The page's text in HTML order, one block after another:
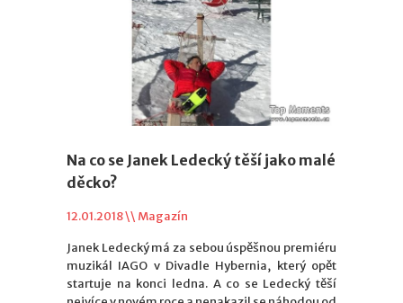
Na co se Janek Ledecký těší jako malé
děcko?
12.01.2018 \\ Magazín
Janek Ledecký má za sebou úspěšnou premiéru
muzikál IAGO v Divadle Hybernia, který opět
startuje na konci ledna. A co se Ledecký těší